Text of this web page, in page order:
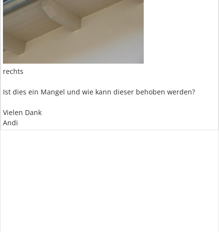
rechts
Ist dies ein Mangel und wie kann dieser behoben werden?
Vielen Dank
Andi